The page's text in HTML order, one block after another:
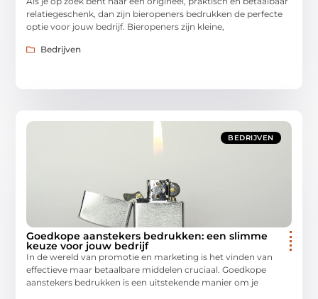
relatiegeschenk, dan zijn bieropeners bedrukken de perfecte
optie voor jouw bedrijf. Bieropeners zijn kleine,
Bedrijven
BEDRIJVEN
Goedkope aanstekers bedrukken: een slimme
keuze voor jouw bedrijf
In de wereld van promotie en marketing is het vinden van
effectieve maar betaalbare middelen cruciaal. Goedkope
aanstekers bedrukken is een uitstekende manier om je